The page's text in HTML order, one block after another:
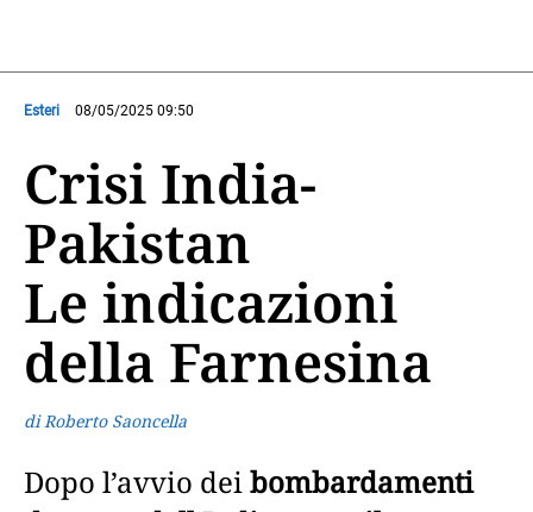
Esteri 08/05/2025 09:50
Crisi India-
Pakistan
Le indicazioni
della Farnesina
di Roberto Saoncella
Dopo l’avvio deibombardamenti